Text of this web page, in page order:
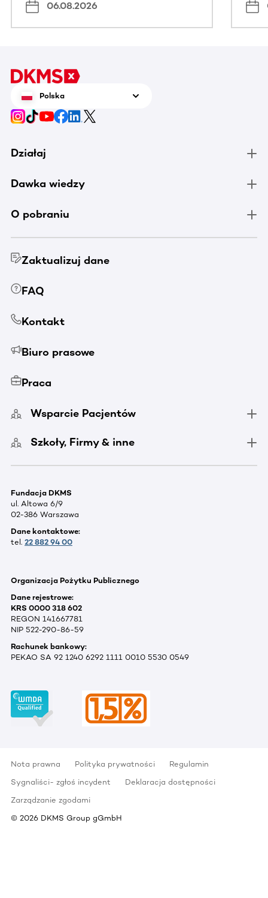
06.08.2026
Polska
Działaj
Dawka wiedzy
O pobraniu
Zaktualizuj dane
FAQ
Kontakt
Biuro prasowe
Praca
Wsparcie Pacjentów
Szkoły, Firmy & inne
Fundacja DKMS
ul. Altowa 6/9
02-386 Warszawa
Dane kontaktowe:
tel. 22 882 94 00
Organizacja Pożytku Publicznego
Dane rejestrowe:
KRS 0000 318 602
REGON 141667781
NIP 522-290-86-59
Rachunek bankowy:
PEKAO SA 92 1240 6292 1111 0010 5530 0549
Nota prawna Polityka prywatności
Regulamin
Sygnaliści- zgłoś incydent
Deklaracja dostępności
Zarządzanie zgodami
© 2026 DKMS Group gGmbH